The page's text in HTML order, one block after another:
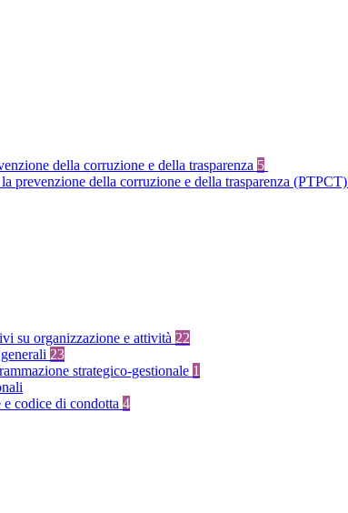
della corruzione e della trasparenza 5
prevenzione della corruzione e della trasparenza (PTPCT)
su organizzazione e attività 22
23
strategico-gestionale 1
codice di condotta 4